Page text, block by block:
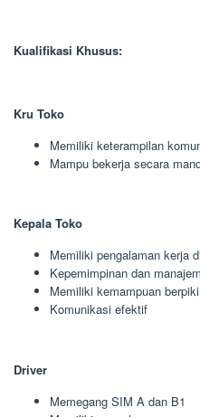
Kualifikasi Khusus:
Kru Toko
Memiliki keterampilan
Mampu bekerja secara
Kepala Toko
Memiliki pengalaman kerja
Kepemimpinan dan
Memiliki kemampuan
Komunikasi efektif
Driver
Memegang SIM A dan B1